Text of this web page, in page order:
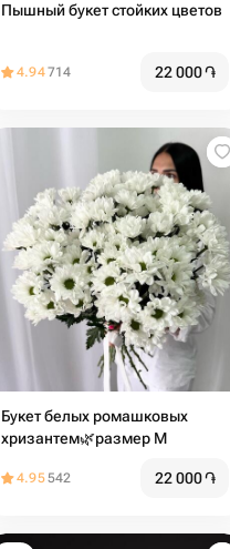
Пышный букет стойких цветов
4.94714 22 000֏
Букет белых ромашковых
хризантем🌿размер М
4.95542 22 000֏